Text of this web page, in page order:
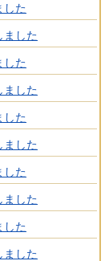
した
ました
した
ました
した
ました
した
ました
した
ました